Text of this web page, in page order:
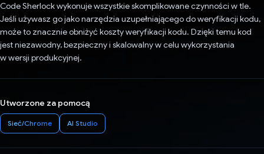
Code Sherlock wykonuje wszystkie skomplikowane czynności w tle.
Jeśli używasz go jako narzędzia uzupełniającego do weryfikacji kodu,
może to znacznie obniżyć koszty weryfikacji kodu. Dzięki temu kod
jest niezawodny, bezpieczny i skalowalny w celu wykorzystania
w wersji produkcyjnej.
Utworzone za pomocą
Sieć/Chrome AI Studio